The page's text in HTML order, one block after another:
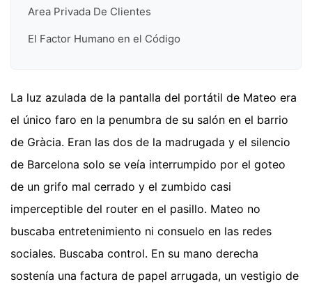
Area Privada De Clientes
El Factor Humano en el Código
La luz azulada de la pantalla del portátil de Mateo era
el único faro en la penumbra de su salón en el barrio
de Gràcia. Eran las dos de la madrugada y el silencio
de Barcelona solo se veía interrumpido por el goteo
de un grifo mal cerrado y el zumbido casi
imperceptible del router en el pasillo. Mateo no
buscaba entretenimiento ni consuelo en las redes
sociales. Buscaba control. En su mano derecha
sostenía una factura de papel arrugada, un vestigio de